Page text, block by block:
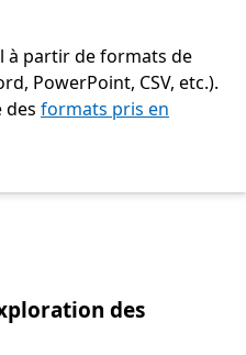
à partir de formats de
PowerPoint, CSV, etc.).
des formats pris en
des